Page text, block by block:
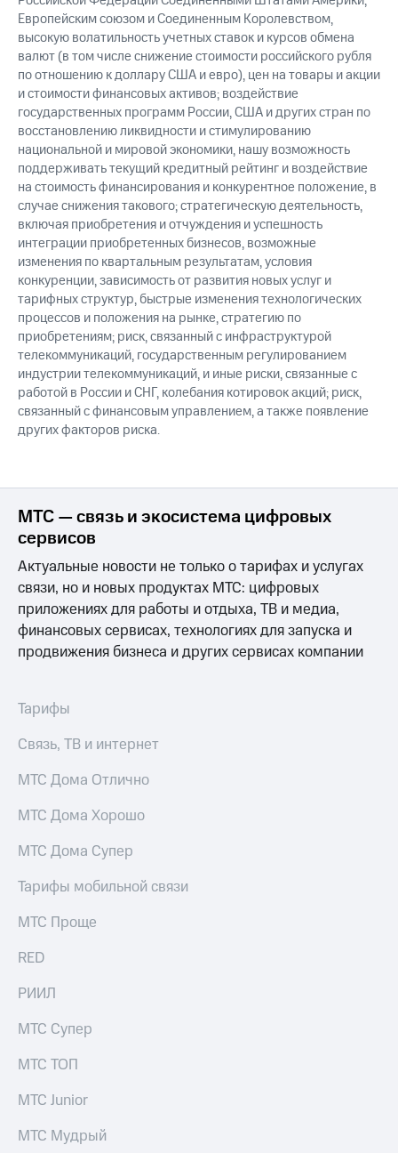
Европейским союзом и Соединенным Королевством,
высокую волатильность учетных ставок и курсов обмена
валют (в том числе снижение стоимости российского рубля
по отношению к доллару США и евро), цен на товары и акции
и стоимости финансовых активов; воздействие
государственных программ России, США и других стран по
восстановлению ликвидности и стимулированию
национальной и мировой экономики, нашу возможность
поддерживать текущий кредитный рейтинг и воздействие
на стоимость финансирования и конкурентное положение, в
случае снижения такового; стратегическую деятельность,
включая приобретения и отчуждения и успешность
интеграции приобретенных бизнесов, возможные
изменения по квартальным результатам, условия
конкуренции, зависимость от развития новых услуг и
тарифных структур, быстрые изменения технологических
процессов и положения на рынке, стратегию по
приобретениям; риск, связанный с инфраструктурой
телекоммуникаций, государственным регулированием
индустрии телекоммуникаций, и иные риски, связанные с
работой в России и СНГ, колебания котировок акций; риск,
связанный с финансовым управлением, а также появление
других факторов риска.
МТС — связь и экосистема цифровых
сервисов
Актуальные новости не только о тарифах и услугах
связи, но и новых продуктах МТС: цифровых
приложениях для работы и отдыха, ТВ и медиа,
финансовых сервисах, технологиях для запуска и
продвижения бизнеса и других сервисах компании
Тарифы
Связь, ТВ и интернет
МТС Дома Отлично
МТС Дома Хорошо
МТС Дома Супер
Тарифы мобильной связи
МТС Проще
RED
РИИЛ
МТС Супер
МТС ТОП
МТС Junior
МТС Мудрый